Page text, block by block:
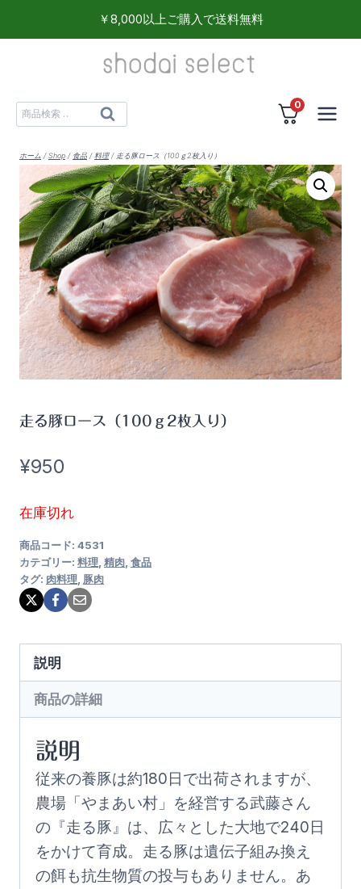
容
￥8,000以上ご購入で送料無料
検
対
象:
検
0
ホーム / Shop / 食品 / 料理 / 走る豚ロース（100ｇ2枚入り）
走る豚ロース（100ｇ2枚入り）
¥950
在庫切れ
商品コード: 4531
カテゴリー: 料理, 精肉, 食品
タグ: 肉料理, 豚肉
説明
商品の詳細
説明
従来の養豚は約180日で出荷されますが、
農場「やまあい村」を経営する武藤さん
の『走る豚』は、広々とした大地で240日
をかけて育成。走る豚は遺伝子組み換え
の餌も抗生物質の投与もありません。あ